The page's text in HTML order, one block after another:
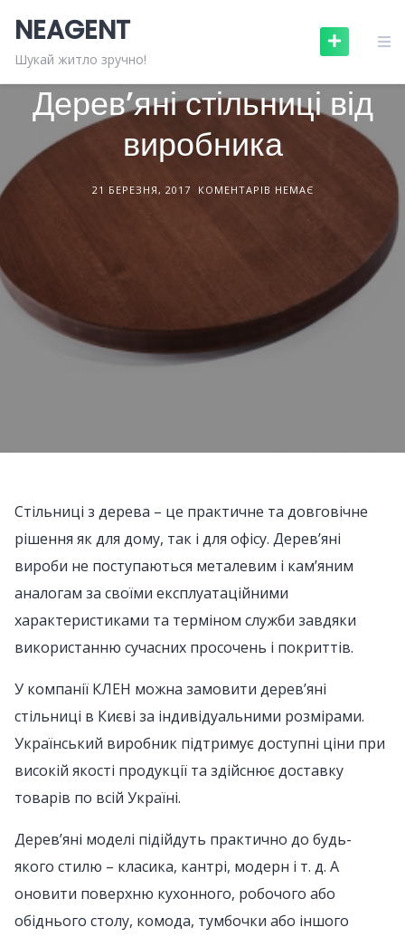
content
NEAGENT
Шукай житло зручно!БУДІВЕЛЬНІ МАТЕРІАЛИ
Дерев’яні стільниці від
виробника
21 БЕРЕЗНЯ, 2017 КОМЕНТАРІВ НЕМАЄ
Стільниці з дерева – це практичне та довговічне
рішення як для дому, так і для офісу. Дерев’яні
вироби не поступаються металевим і кам’яним
аналогам за своїми експлуатаційними
характеристиками та терміном служби завдяки
використанню сучасних просочень і покриттів.
У компанії КЛЕН можна замовити дерев’яні
стільниці в Києві за індивідуальними розмірами.
Український виробник підтримує доступні ціни при
високій якості продукції та здійснює доставку
товарів по всій Україні.
Дерев’яні моделі підійдуть практично до будь-
якого стилю – класика, кантрі, модерн і т. д. А
оновити поверхню кухонного, робочого або
обіднього столу, комода, тумбочки або іншого